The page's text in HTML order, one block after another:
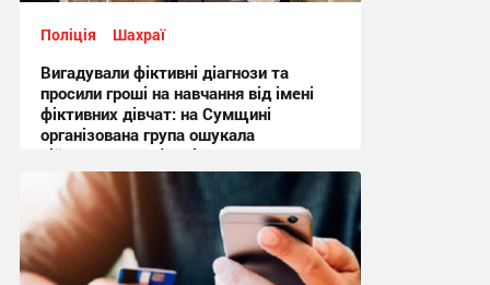
Поліція Шахраї
Вигадували фіктивні діагнози та
просили гроші на навчання від імені
фіктивних дівчат: на Сумщині
організована група ошукала
військовослужбовців на понад
мільйон гривень
14:41, 7.08.2026